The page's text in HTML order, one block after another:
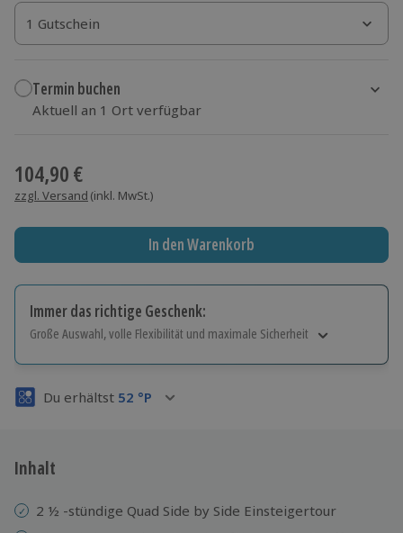
1 Gutschein
1 Gutschein
1 Gutschein
Termin buchen
Aktuell an 1 Ort verfügbar
104,90 €
zzgl. Versand (inkl. MwSt.)
In den Warenkorb
Immer das richtige Geschenk:
Große Auswahl, volle Flexibilität und maximale Sicherheit
Volle Flexibilität
3 Jahre gültig & verlängerbar.
Du erhältst 52 °P
Inhalt
2 ½ -stündige Quad Side by Side Einsteigertour